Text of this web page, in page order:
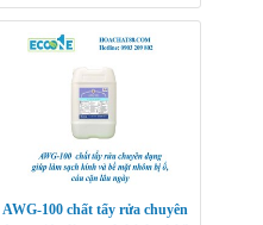
KHÁCH SẠN, BỆNH VIỆN,
TRƯỜNG HỌC
AWG-100 chất tẩy rửa chuyên